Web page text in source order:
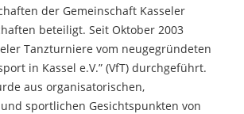
der Gemeinschaft Kasseler
beteiligt. Seit Oktober 2003
Tanzturniere vom neugegründeten
in Kassel e.V.” (VfT) durchgeführt.
aus organisatorischen,
sportlichen Gesichtspunkten von